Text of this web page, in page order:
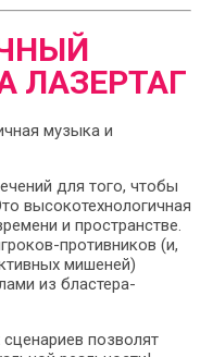
ЛАЗЕРТАГ
музыка и
для того, чтобы
высокотехнологичная
и пространстве.
противников (и,
мишеней)
из бластера-
позволят